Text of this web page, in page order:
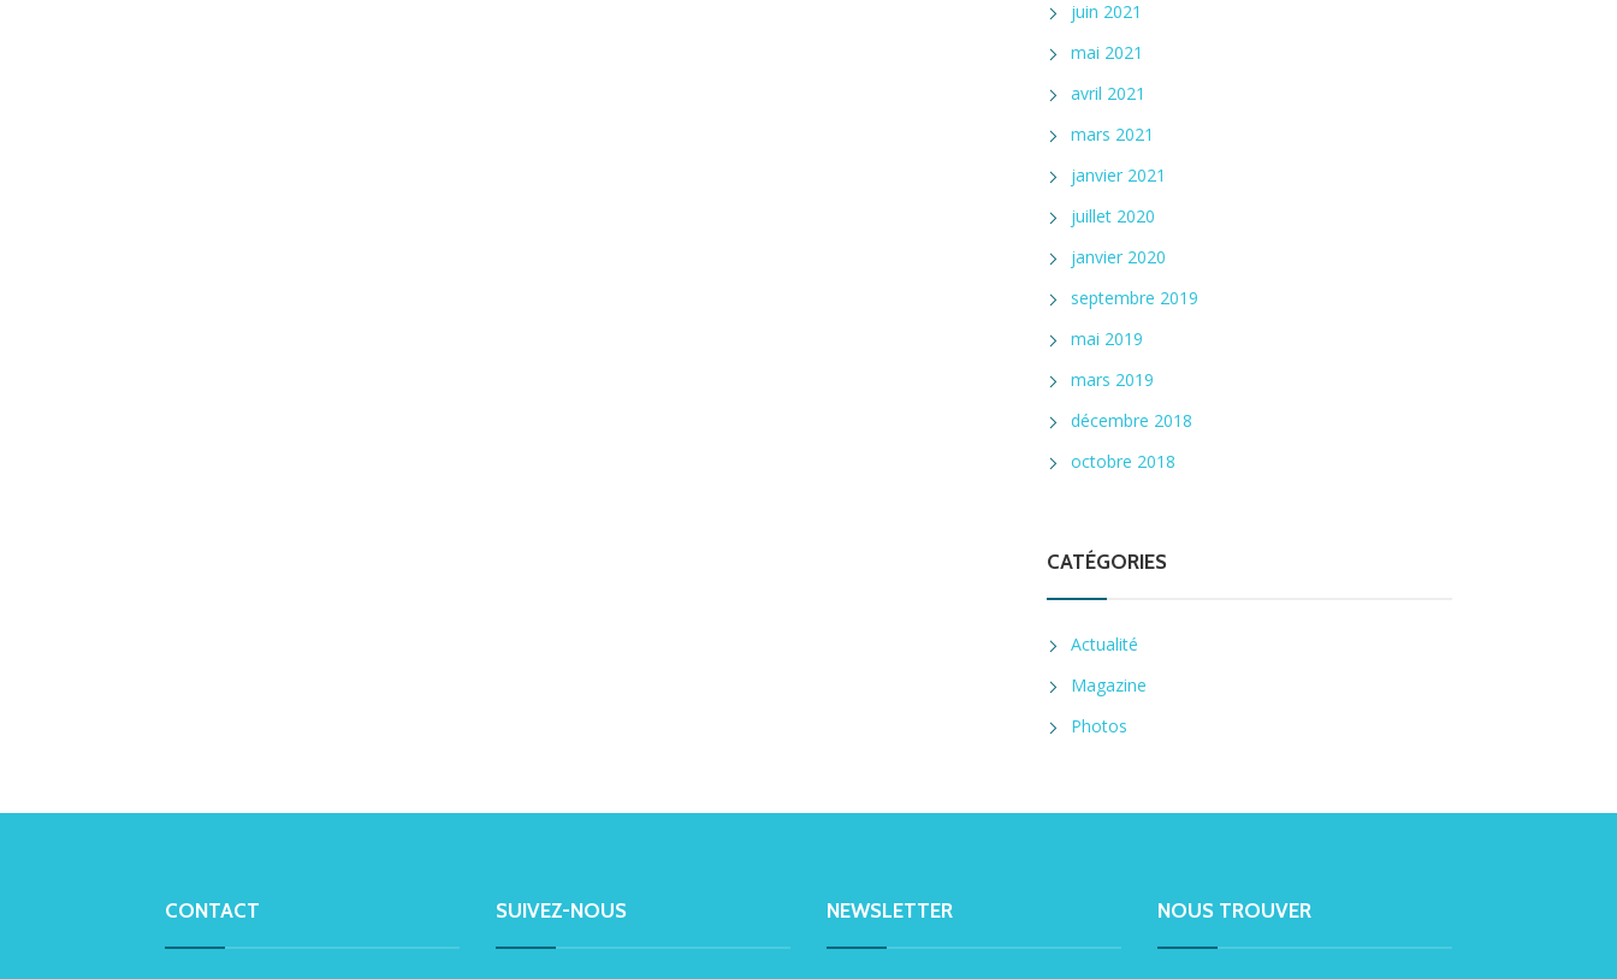
juin 2021
mai 2021
avril 2021
mars 2021
janvier 2021
juillet 2020
janvier 2020
septembre 2019
mai 2019
mars 2019
décembre 2018
octobre 2018
CATÉGORIES
Actualité
Magazine
Photos
CONTACT SUIVEZ-NOUS NEWSLETTER NOUS TROUVER